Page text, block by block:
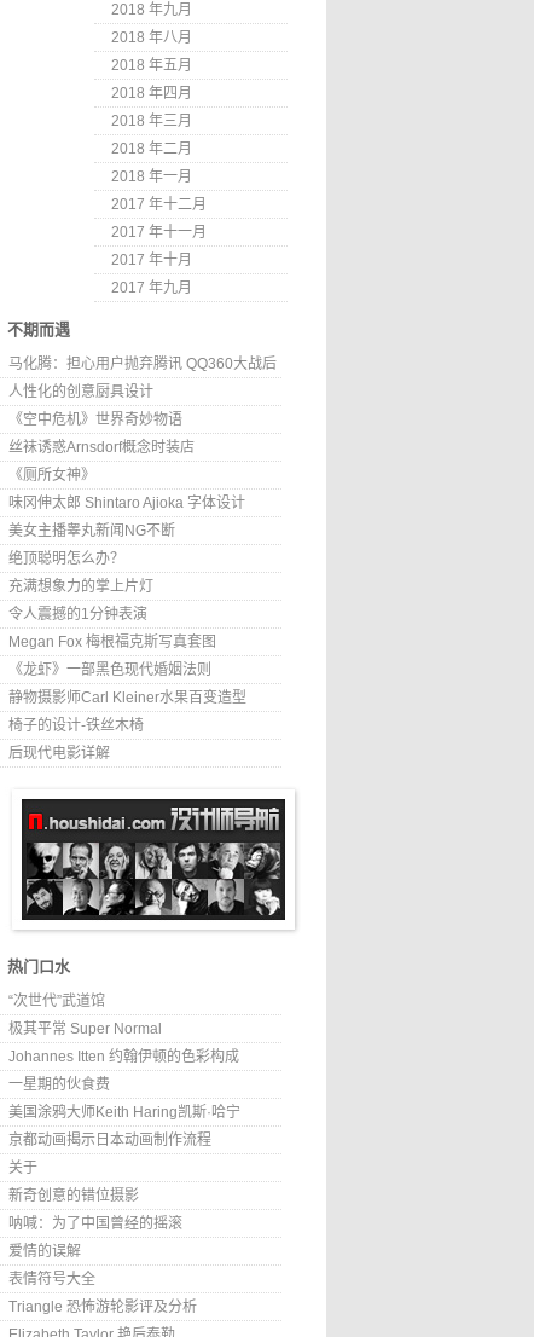
2018 年九月
2018 年八月
2018 年五月
2018 年四月
2018 年三月
2018 年二月
2018 年一月
2017 年十二月
2017 年十一月
2017 年十月
2017 年九月
不期而遇
马化腾：担心用户抛弃腾讯 QQ360大战后
人性化的创意厨具设计
《空中危机》世界奇妙物语
丝袜诱惑Arnsdorf概念时装店
《厕所女神》
味冈伸太郎 Shintaro Ajioka 字体设计
美女主播睾丸新闻NG不断
绝顶聪明怎么办？
充满想象力的掌上片灯
令人震撼的1分钟表演
Megan Fox 梅根福克斯写真套图
《龙虾》一部黑色现代婚姻法则
静物摄影师Carl Kleiner水果百变造型
椅子的设计-铁丝木椅
后现代电影详解
热门口水
“次世代”武道馆
极其平常 Super Normal
Johannes Itten 约翰伊顿的色彩构成
一星期的伙食费
美国涂鸦大师Keith Haring凯斯·哈宁
京都动画揭示日本动画制作流程
关于
新奇创意的错位摄影
呐喊：为了中国曾经的摇滚
爱情的误解
表情符号大全
Triangle 恐怖游轮影评及分析